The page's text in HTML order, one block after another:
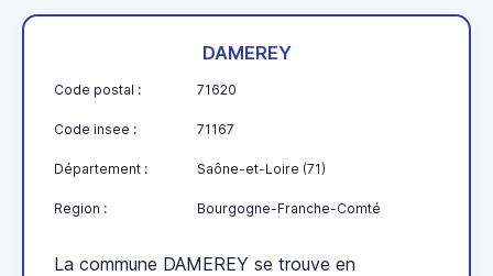
DAMEREY
Code postal : 71620
Code insee : 71167
Département : Saône-et-Loire (71)
Region : Bourgogne-Franche-Comté
La commune DAMEREY se trouve en